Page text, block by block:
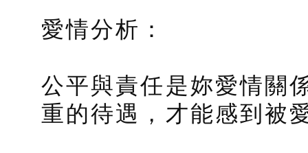
愛情分析：
公平與責任是妳愛情關
重的待遇，才能感到被